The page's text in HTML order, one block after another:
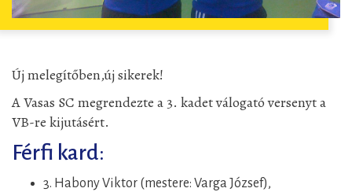
Új melegítőben,új sikerek!
A Vasas SC megrendezte a 3. kadet válogató versenyt a
VB-re kijutásért.
Férfi kard:
3. Habony Viktor (mestere: Varga József),